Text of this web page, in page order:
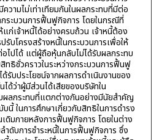
วามไม่เท่าเทียมกันในผลกระทบที่มีต่อ
ระบวนการฟื้นฟูกิจการ โดยในกรณีที่
แก่เจ้าหนี้ได้อย่างครบถ้วน เจ้าหนี้ต้อง
รับโครงสร้างหนี้ในกระบวนการเพื่อให้
ไปได้ แต่ผู้ถือหุ้นกลับไม่ได้รับผลกระทบ
ทธิชั่วคราวในระหว่างกระบวนการฟื้นฟู
รับประโยชน์จากผลการดำเนินงานของ
ด้ว่าผู้มีส่วนได้เสียของบริษัทใน
ผลกระทบที่แตกต่างกันอย่างมีนัยสำคัญ
นี้ ในการศึกษาเกี่ยวกับสิทธิในการดำรง
ดิมภายหลังการฟื้นฟูกิจการ โดยในต่าง
ำดับการชำระหนี้ในการฟื้นฟูกิจการ ซึ่ง